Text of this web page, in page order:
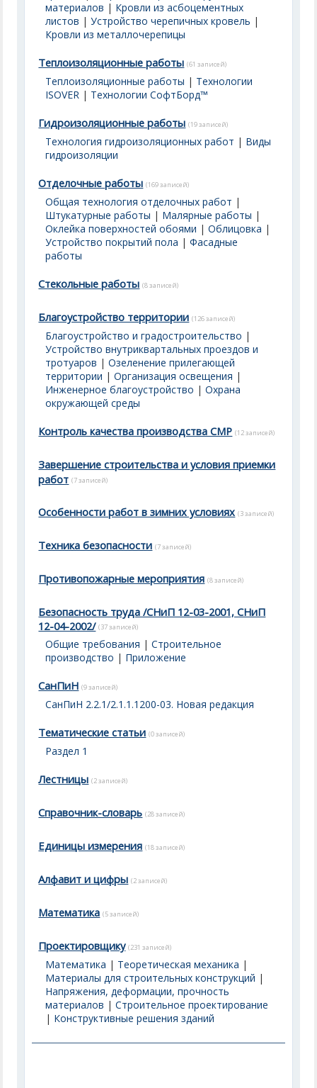
материалов | Кровли из асбоцементных
листов |Устройство черепичных кровель |
Кровли из металлочерепицы
Теплоизоляционные работы (61 записей)
Теплоизоляционные работы | Технологии
ISOVER | Технологии СофтБорд™
Гидроизоляционные работы (19 записей)
Технология гидроизоляционных работ | Виды
гидроизоляции
Отделочные работы (169 записей)
Общая технология отделочных работ |
Штукатурные работы | Малярные работы |
Оклейка поверхностей обоями |Облицовка |
Устройство покрытий пола |Фасадные
работы
Стекольные работы (8 записей)
Благоустройство территории (126 записей)
Благоустройство и градостроительство |
Устройство внутриквартальных проездов и
тротуаров |Озеленение прилегающей
территории |Организация освещения |
Инженерное благоустройство |Охрана
окружающей среды
Контроль качества производства СМР (12 записей)
Завершение строительства и условия приемки
работ (7 записей)
Особенности работ в зимних условиях (3 записей)
Техника безопасности (7 записей)
Противопожарные мероприятия (8 записей)
Безопасность труда /СНиП 12-03-2001, СНиП
12-04-2002/ (37 записей)
Общие требования |Строительное
производство | Приложение
СанПиН (9 записей)
СанПиН 2.2.1/2.1.1.1200-03. Новая редакция
Тематические статьи (0 записей)
Раздел 1
Лестницы (2 записей)
Справочник-словарь (28 записей)
Единицы измерения (18 записей)
Алфавит и цифры (2 записей)
Математика (5 записей)
Проектировщику (231 записей)
Математика | Теоретическая механика |
Материалы для строительных конструкций |
Напряжения, деформации, прочность
материалов |Строительное проектирование
| Конструктивные решения зданий